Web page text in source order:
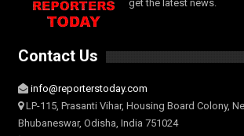
get the latest news.
Contact Us
info@reporterstoday.com
LP-115, Prasanti Vihar, Housing Board Colony,
Bhubaneswar, Odisha, India 751024